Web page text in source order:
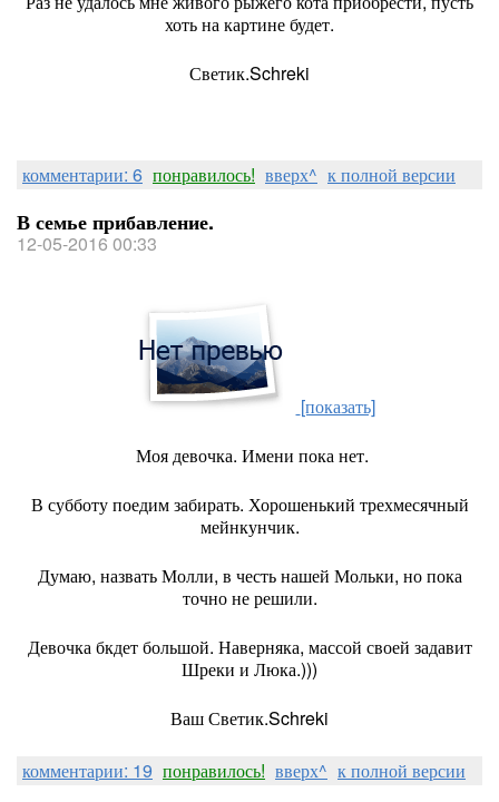
хоть на картине будет.
Светик.Schreki
комментарии: 6 понравилось! вверх^ к полной версии
В семье прибавление.
12-05-2016 00:33
[показать]
Моя девочка. Имени пока нет.
В субботу поедим забирать. Хорошенький трехмесячный
мейнкунчик.
Думаю, назвать Молли, в честь нашей Мольки, но пока
точно не решили.
Девочка бкдет большой. Наверняка, массой своей задавит
Шреки и Люка.)))
Ваш Светик.Schreki
комментарии: 19 понравилось! вверх^ к полной версии